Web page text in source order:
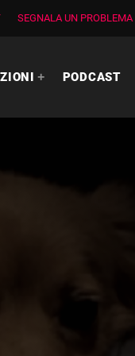
SEGNALA UN PROBLEMA
PODCAST